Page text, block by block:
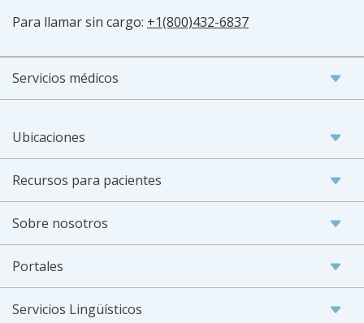
Para llamar sin cargo: +1(800)432-6837
Servicios médicos
Ubicaciones
Recursos para pacientes
Sobre nosotros
Portales
Servicios Lingüísticos